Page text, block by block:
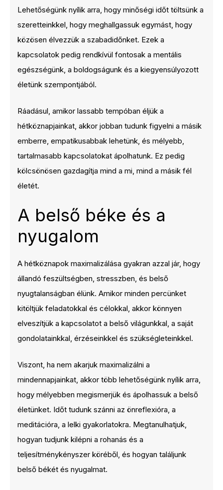
Lehetőségünk nyílik arra, hogy minőségi időt töltsünk a
szeretteinkkel, hogy meghallgassuk egymást, hogy
közösen élvezzük a szabadidőnket. Ezek a
kapcsolatok pedig rendkívül fontosak a mentális
egészségünk, a boldogságunk és a kiegyensúlyozott
életünk szempontjából.
Ráadásul, amikor lassabb tempóban éljük a
hétköznapjainkat, akkor jobban tudunk figyelni a másik
emberre, empatikusabbak lehetünk, és mélyebb,
tartalmasabb kapcsolatokat ápolhatunk. Ez pedig
kölcsönösen gazdagítja mind a mi, mind a másik fél
életét.
A belső béke és a
nyugalom
A hétköznapok maximalizálása gyakran azzal jár, hogy
állandó feszültségben, stresszben, és belső
nyugtalanságban élünk. Amikor minden percünket
kitöltjük feladatokkal és célokkal, akkor könnyen
elveszítjük a kapcsolatot a belső világunkkal, a saját
gondolatainkkal, érzéseinkkel és szükségleteinkkel.
Viszont, ha nem akarjuk maximalizálni a
mindennapjainkat, akkor több lehetőségünk nyílik arra,
hogy mélyebben megismerjük és ápolhassuk a belső
életünket. Időt tudunk szánni az önreflexióra, a
meditációra, a lelki gyakorlatokra. Megtanulhatjuk,
hogyan tudjunk kilépni a rohanás és a
teljesítménykényszer köréből, és hogyan találjunk
belső békét és nyugalmat.